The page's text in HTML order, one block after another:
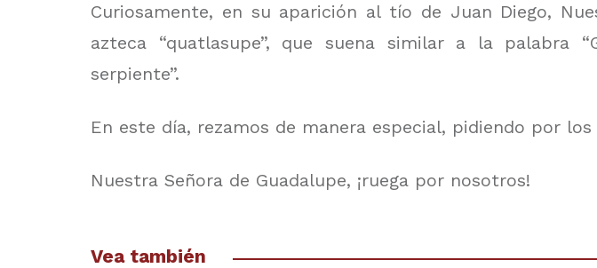
Curiosamente, en su aparición al tío de Juan Diego,
azteca “quatlasupe”, que suena similar a la palabra
serpiente”.
En este día, rezamos de manera especial, pidiendo por
Nuestra Señora de Guadalupe, ¡ruega por nosotros!
Vea también